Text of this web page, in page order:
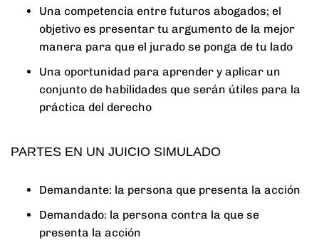
Una competencia entre futuros abogados; el
objetivo es presentar tu argumento de la mejor
manera para que el jurado se ponga de tu lado
Una oportunidad para aprender y aplicar un
conjunto de habilidades que serán útiles para la
práctica del derecho
PARTES EN UN JUICIO SIMULADO
Demandante: la persona que presenta la acción
Demandado: la persona contra la que se
presenta la acción